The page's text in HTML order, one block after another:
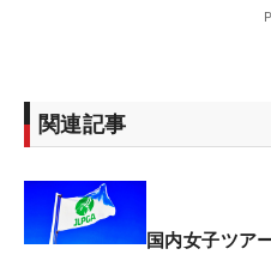
関連記事
国内女子ツ